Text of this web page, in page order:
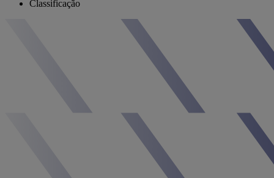
Classificação